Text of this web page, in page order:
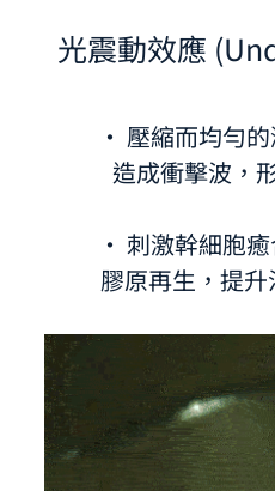
光震動效應
· 壓縮而均勻
造成衝擊波，
· 刺激幹細胞
膠原再生，提